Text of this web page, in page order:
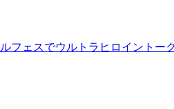
フェスでウルトラヒロイントー